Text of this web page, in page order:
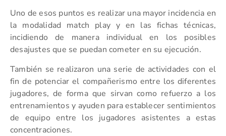
Uno de esos puntos es realizar una mayor incidencia en
la modalidad match play y en las fichas técnicas,
incidiendo de manera individual en los posibles
desajustes que se puedan cometer en su ejecución.
También se realizaron una serie de actividades con el
fin de potenciar el compañerismo entre los diferentes
jugadores, de forma que sirvan como refuerzo a los
entrenamientos y ayuden para establecer sentimientos
de equipo entre los jugadores asistentes a estas
concentraciones.